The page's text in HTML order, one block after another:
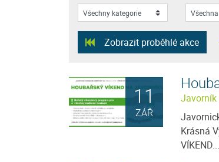
Zobrazit proběhlé akce
11
ZÁŘ
Javorník
Krásná
VÍKEND...